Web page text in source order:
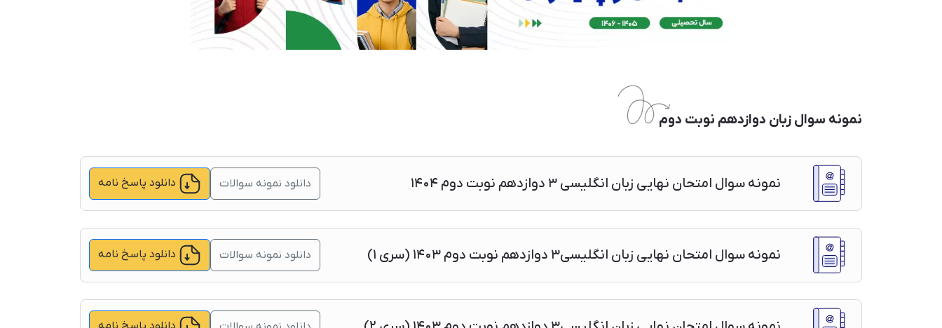
نمونه سوال زبان دوازدهم نوبت دوم
نمونه سوال امتحان نهایی زبان انگلیسی ۳ دوازدهم نوبت دوم ۱۴۰۴ دانلود نمونه سوالات
نمونه سوال امتحان نهایی زبان انگلیسی۳ دوازدهم نوبت دوم ۱۴۰۳ (سری ۱) دانلود نمونه سوالات